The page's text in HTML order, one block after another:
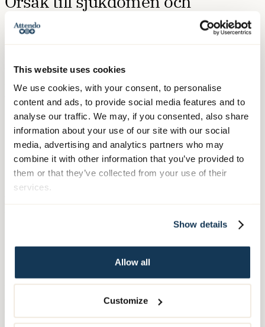
This website uses cookies
We use cookies, with your consent, to personalise
content and ads, to provide social media features and to
analyse our traffic. We may, if you consented, also share
information about your use of our site with our social
media, advertising and analytics partners who may
combine it with other information that you’ve provided to
them or that they’ve collected from your use of their
services.
Show details
Allow all
Customize
ärftlighet
finns koppling till felaktiga proteiner i nervceller (till
exempel tau och TDP‑43) och ibland är sjukdomen ärftlig. I
vissa fall finns en genetisk mutation som förklarar
sjukdomen, medan i andra fall är miljöfaktorer och livsstil
betydande.
Behandling och stöd
Behandlingen fokuserar därför på att lindra symtom, ge
personens behov. Det kan exempelvis handla om
en trygg, strukturerad vardag och god kommunikation blir
extra viktigt. Vi arbetar med individanpassat stöd och